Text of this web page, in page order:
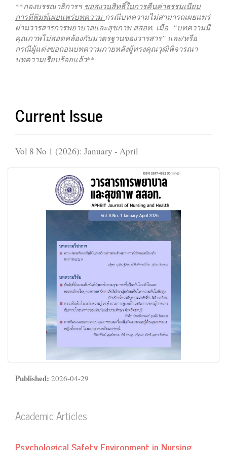
**กองบรรณาธิการฯ ขอสงวนสิทธิ์ในการคืนค่าธรรมเนียม
การตีพิมพ์เผยแพร่บทความ กรณีบทความไม่สามารถเผยแพร่
ผ่านวารสารการพยาบาลและสุขภาพ สสอท. เมื่อ “บทความมี
คุณภาพไม่สอดคล้องกับมาตรฐานของวารสาร” และ/หรือ
กรณีผู้แต่งขอถอนบทความภายหลังผู้ทรงคุณวุฒิพิจารณา
บทความเรียบร้อยแล้ว**
Current Issue
Vol 8 No 1 (2026): January - April
Published: 2026-04-29
Academic Articles
Psychological Safety Environment in Nursing